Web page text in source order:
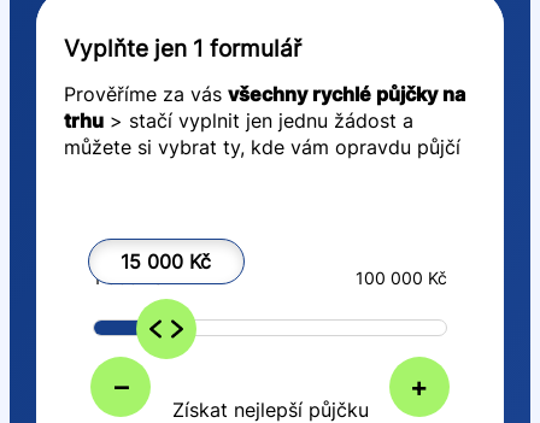
Vyplňte jen 1 formulář
Prověříme za vás všechny rychlé půjčky na
trhu> stačí vyplnit jen jednu žádost a
můžete si vybrat ty, kde vám opravdu půjčí
15 000 Kč
– +
1 000 Kč 100 000 Kč
Získat nejlepší půjčku